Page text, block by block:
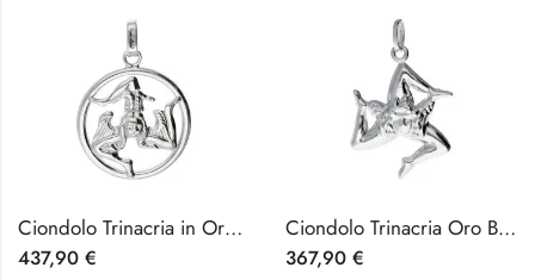
Ciondolo Trinacria in Oro Bianco 18k
437,90 €
Ciondolo Trinacria Oro Bianco 18kt 750
367,90 €